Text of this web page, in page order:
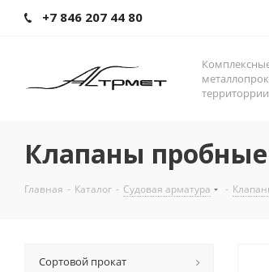
+7 846 207 44 80
Клапаны пробные
Главная - Каталог - Судовая арматура -
Сортовой прокат